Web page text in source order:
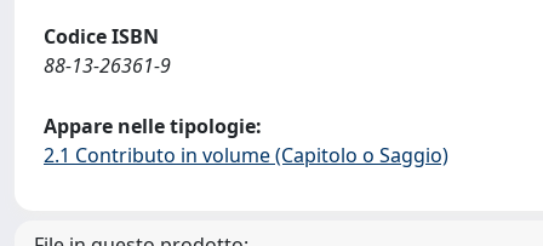
Codice ISBN
88-13-26361-9
Appare nelle tipologie:
2.1 Contributo in volume (Capitolo o Saggio)